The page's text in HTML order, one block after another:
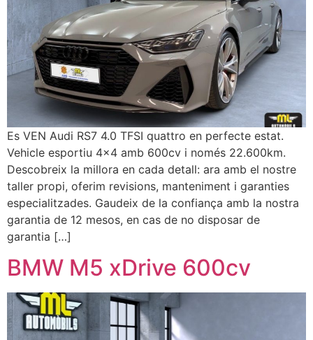
Es VEN Audi RS7 4.0 TFSI quattro en perfecte estat.
Vehicle esportiu 4×4 amb 600cv i només 22.600km.
Descobreix la millora en cada detall: ara amb el nostre
taller propi, oferim revisions, manteniment i garanties
especialitzades. Gaudeix de la confiança amb la nostra
garantia de 12 mesos, en cas de no disposar de
garantia […]
BMW M5 xDrive 600cv